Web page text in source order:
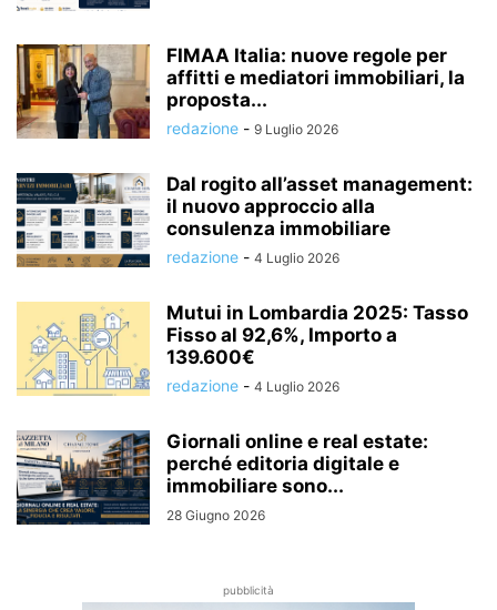
FIMAA Italia: nuove regole per
affitti e mediatori immobiliari, la
proposta...
redazione - 9 Luglio 2026
Dal rogito all’asset management:
il nuovo approccio alla
consulenza immobiliare
redazione - 4 Luglio 2026
Mutui in Lombardia 2025: Tasso
Fisso al 92,6%, Importo a
139.600€
redazione - 4 Luglio 2026
Giornali online e real estate:
perché editoria digitale e
immobiliare sono...
28 Giugno 2026
pubblicità